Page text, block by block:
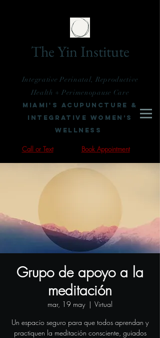
The Yin Institute
Integrative Perinatal, Reproductive
Health + Perimenopause Care
Miami's Acupuncture &
Integrative Women’s
Wellness
Book Appointment
Call or Text
Grupo de apoyo a la
meditación
mar, 19 may
  |
Virtual
Un espacio seguro para que todos aprendan y
practiquen la meditación consciente, guiados